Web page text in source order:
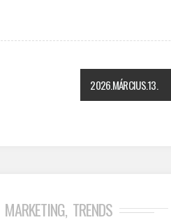
2026.MÁRCIUS.13.
MARKETING, TRENDS